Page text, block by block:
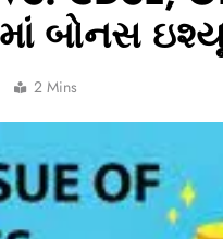
બોનસ
2 Mins